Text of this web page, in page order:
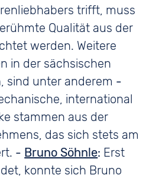
trifft, muss
Qualität aus der
werden. Weitere
in der sächsischen
sind unter anderem -
international
stammen aus der
das sich stets am
- Bruno Söhnle: Erst
konnte sich Bruno